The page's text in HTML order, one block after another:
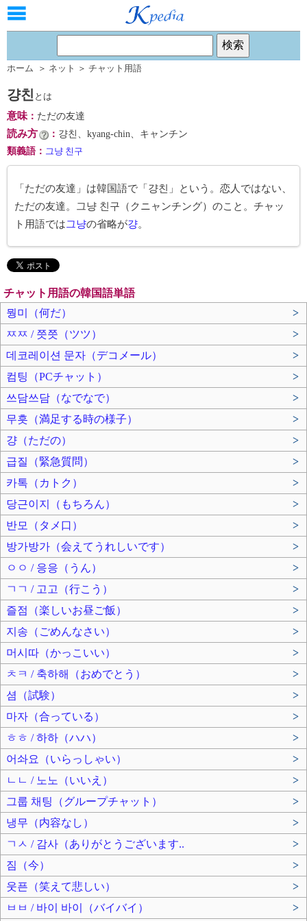
ホーム ＞ ネット ＞ チャット用語
걍친 とは
意味： ただの友達
読み方 ： 걍친、kyang-chin、キャンチン
類義語 ： 그냥 친구
「ただの友達」は韓国語で「걍친」という。恋人ではない、
ただの友達。그냥 친구（クニャンチング）のこと。チャッ
ト用語では그냥の省略が걍。
チャット用語の韓国語単語
뭥미（何だ）
>
ㅉㅉ / 쯧쯧（ツツ）
>
데코레이션 문자（デコメール）
>
컴팅（PCチャット）
>
쓰담쓰담（なでなで）
>
무흣（満足する時の様子）
>
걍（ただの）
>
급질（緊急質問）
>
카톡（カトク）
>
당근이지（もちろん）
>
반모（タメ口）
>
방가방가（会えてうれしいです）
>
ㅇㅇ / 응응（うん）
>
ㄱㄱ / 고고（行こう）
>
즐점（楽しいお昼ご飯）
>
지송（ごめんなさい）
>
머시따（かっこいい）
>
ㅊㅋ / 축하해（おめでとう）
>
셤（試験）
>
마자（合っている）
>
ㅎㅎ / 하하（ハハ）
>
어솨요（いらっしゃい）
>
ㄴㄴ / 노노（いいえ）
>
그룹 채팅（グループチャット）
>
냉무（内容なし）
>
ㄱㅅ / 감사（ありがとうございます..
>
짐（今）
>
웃픈（笑えて悲しい）
>
ㅂㅂ / 바이 바이（バイバイ）
>